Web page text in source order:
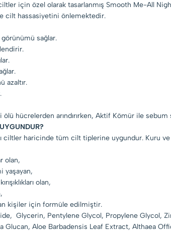
için özel olarak tasarlanmış Smooth Me-All
cilt hassasiyetini önlemektedir.
görünümü sağlar.
azaltır.
hücrelerden arındırırken, Aktif Kömür ile sebum
ciltler haricinde tüm cilt tiplerine uygundur. Kuru
olan,
yaşayan,
olan,
kişiler için formüle edilmiştir.
Glycerin, Pentylene Glycol, Propylene Glycol,
Glucan, Aloe Barbadensis Leaf Extract, Althaea